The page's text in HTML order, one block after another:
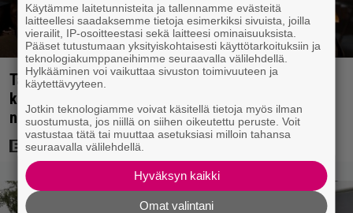
Tänään tv:ssä: Steven Spielbergin ja Tom Cruisen
kaveruus loppui 21 vuotta sitten – Syynä Cruisen
nolo käytös
Käytämme laitetunnisteita ja tallennamme evästeitä
laitteellesi saadaksemme tietoja esimerkiksi sivuista, joilla
vierailit, IP-osoitteestasi sekä laitteesi ominaisuuksista.
Pääset tutustumaan yksityiskohtaisesti käyttötarkoituksiin ja
teknologiakumppaneihimme seuraavalla välilehdellä.
Hylkääminen voi vaikuttaa sivuston toimivuuteen ja
käytettävyyteen.
Jotkin teknologiamme voivat käsitellä tietoja myös ilman
suostumusta, jos niillä on siihen oikeutettu peruste. Voit
vastustaa tätä tai muuttaa asetuksiasi milloin tahansa
seuraavalla välilehdellä.
Hyväksyn kaikki
Omat valintani